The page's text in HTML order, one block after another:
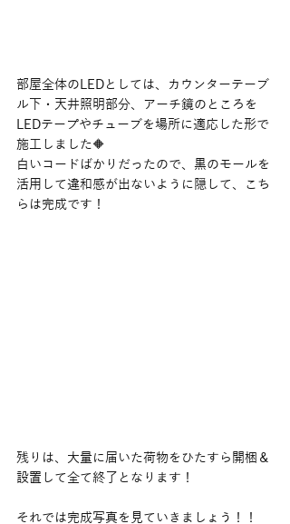
部屋全体のLEDとしては、カウンターテーブ
ル下・天井照明部分、アーチ鏡のところを
LEDテープやチューブを場所に適応した形で
施工しました🔶
白いコードばかりだったので、黒のモールを
活用して違和感が出ないように隠して、こち
らは完成です！
残りは、大量に届いた荷物をひたすら開梱＆
設置して全て終了となります！
それでは完成写真を見ていきましょう！！